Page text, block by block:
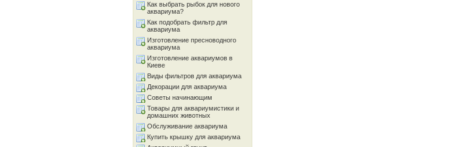
Как выбрать рыбок для нового
аквариума?
Как подобрать фильтр для
аквариума
Изготовление пресноводного
аквариума
Изготовление аквариумов в
Киеве
Виды фильтров для аквариума
Декорации для аквариума
Советы начинающим
Товары для аквариумистики и
домашних животных
Обслуживание аквариума
Купить крышку для аквариума